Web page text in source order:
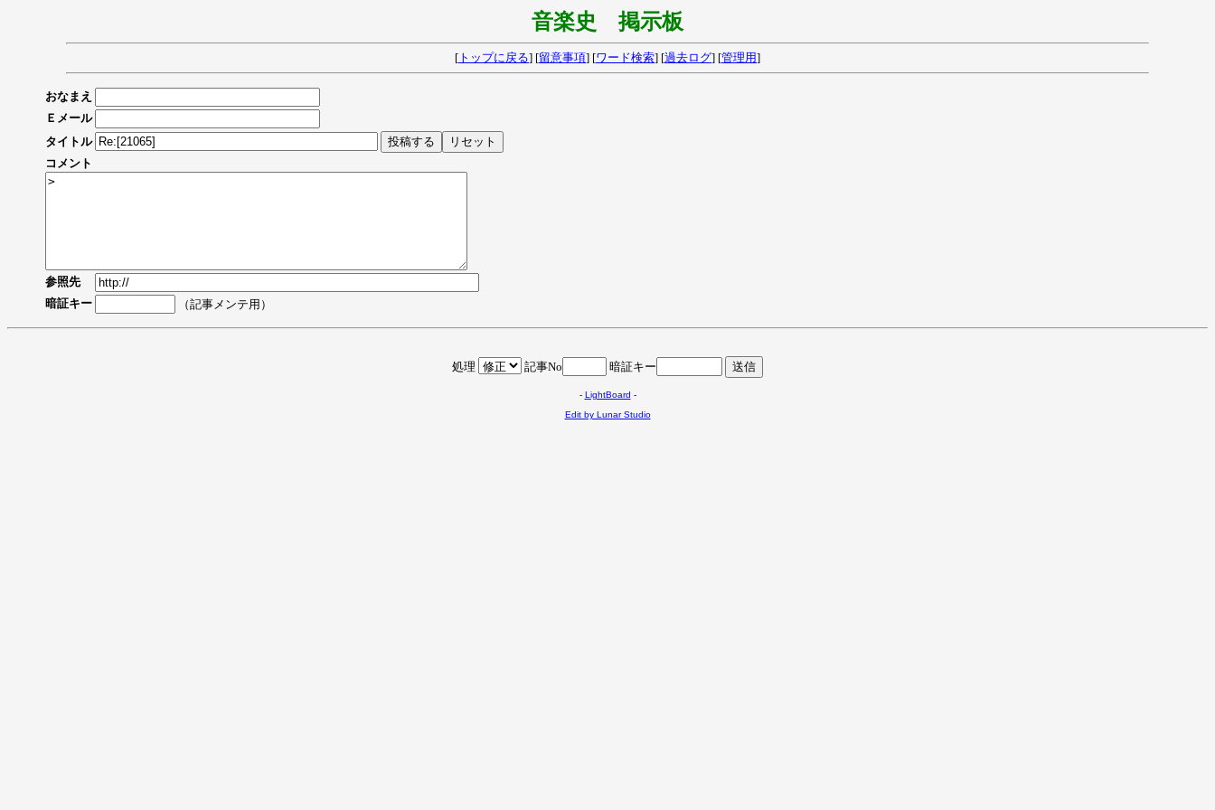
音楽史 掲示板
[ トップに戻る] [留意事項] [ワード検索] [過去ログ] [管理用]
おなまえ
Ｅメール
タイトル
コメント
参照先
暗証キー
（記事メンテ用）
処理 記事No 暗証キー
- LightBoard -
Edit by Lunar Studio